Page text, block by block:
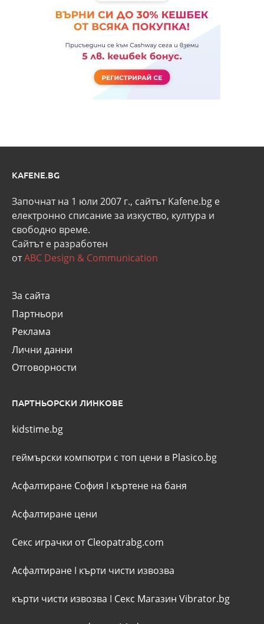
KAFENE.BG
Започнат на 1 юли 2007 г., сайтът Kafene.bg e
eлектронно списание за изкуство, култура и
свободно време.
Сайтът е разработен
отABC Design & Communication
За сайта
Партньори
Реклама
Лични данни
Отговорности
ПАРТНЬОРСКИ ЛИНКОВЕ
kidstime.bg
геймърски компютри с топ цени в Plasico.bg
Асфалтиране София I къртене на баня
Асфалтиране цени
Секс играчки от Cleopatrabg.com
Асфалтиране I кърти чисти извозва
кърти чисти извозва I Секс Магазин Vibrator.bg